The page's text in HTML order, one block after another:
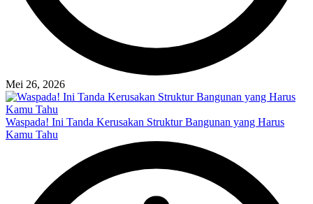
Mei 26, 2026
Waspada! Ini Tanda Kerusakan Struktur Bangunan yang Harus
Kamu Tahu